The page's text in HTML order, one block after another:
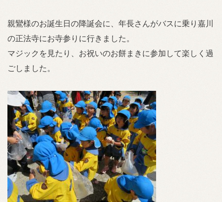
親鸞様のお誕生日の降誕会に、年長さんがバスに乗り嘉川
の正法寺にお寺参りに行きました。
マジックを見たり、お祝いのお餅まきに参加して楽しく過
ごしました。